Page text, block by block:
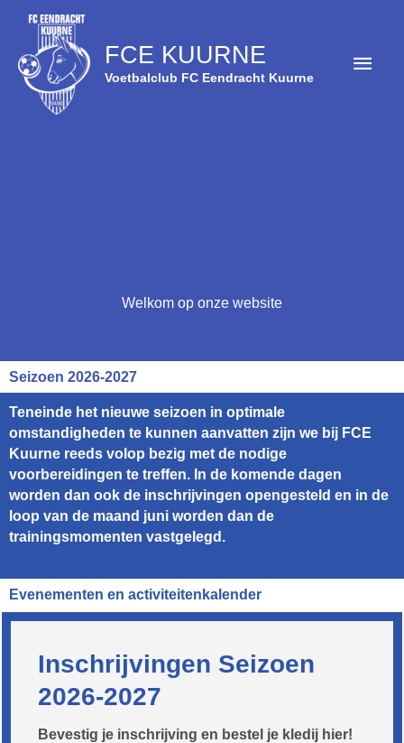
inhoud
FCE KUURNE
Voetbalclub FC Eendracht Kuurne
Welkom op onze website
Seizoen 2026-2027
Teneinde het nieuwe seizoen in optimale
omstandigheden te kunnen aanvatten zijn we bij FCE
Kuurne reeds volop bezig met de nodige
voorbereidingen te treffen. In de komende dagen
worden dan ook de inschrijvingen opengesteld en in de
loop van de maand juni worden dan de
trainingsmomenten vastgelegd.
Evenementen en activiteitenkalender
Inschrijvingen Seizoen
2026-2027
Bevestig je inschrijving en bestel je kledij hier!